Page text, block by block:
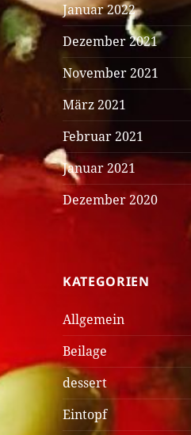
Januar 2022
Dezember 2021
November 2021
März 2021
Februar 2021
Januar 2021
Dezember 2020
KATEGORIEN
Allgemein
Beilage
dessert
Eintopf